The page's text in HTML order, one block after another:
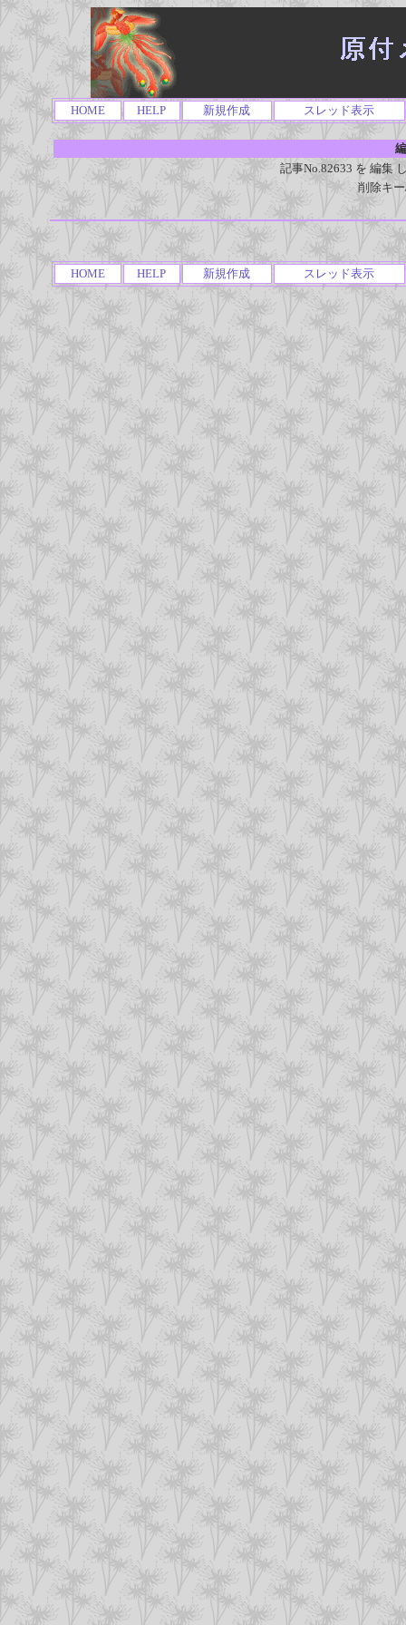
HOME HELP 新規作成 スレッド表示
記事No.82633 を 編集
削除キ
HOME HELP 新規作成 スレッド表示